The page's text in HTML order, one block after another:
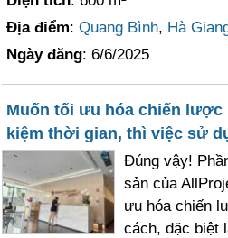
Địa điểm:Quang Bình, Hà
Ngày đăng: 6/6/2025
Muốn tối ưu hóa chiến lược
kiệm thời gian, thì việc sử
Đúng vậy!
sản của
ưu hóa chiến
cách, đặc biệt